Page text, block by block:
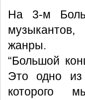
На 3-м
жанры.
“Большой
Это одно
которого